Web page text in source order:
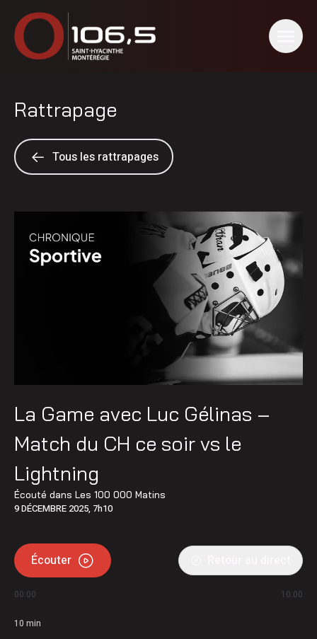
Rattrapage
Tous les rattrapages
La Game avec Luc Gélinas –
Match du CH ce soir vs le
Lightning
Écouté dans Les 100 000 Matins
9 DÉCEMBRE 2025, 7h10
Écouter
00:00 10:00
10 min